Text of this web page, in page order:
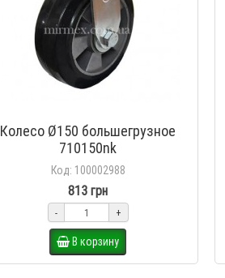
Колесо Ø150 большегрузное
710150nk
Код: 100002988
813 грн
- +
В корзину